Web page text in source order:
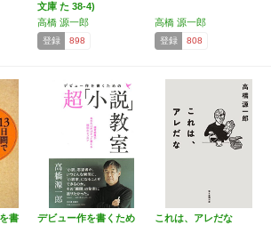
文庫 た 38-4)
高橋 源一郎
登録 898
高橋 源一郎
登録 808
書
デビュー作を書くため
これは、アレだな